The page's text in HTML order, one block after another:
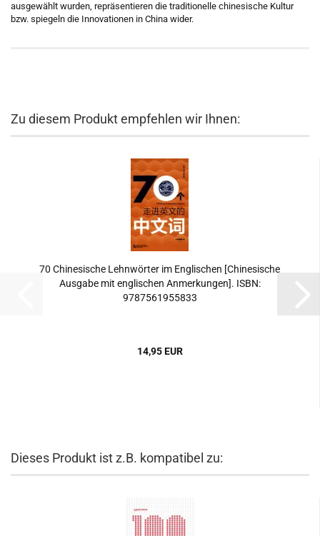
ausgewählt wurden, repräsentieren die traditionelle chinesische Kultur
bzw. spiegeln die Innovationen in China wider.
Zu diesem Produkt empfehlen wir Ihnen:
70 Chinesische Lehnwörter im Englischen [Chinesische
Ausgabe mit englischen Anmerkungen]. ISBN:
9787561955833
14,95 EUR
Dieses Produkt ist z.B. kompatibel zu: